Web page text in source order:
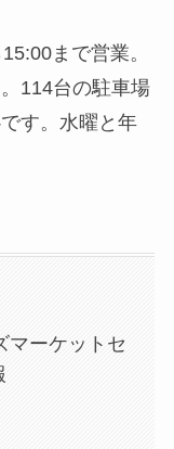
まで営業。
114台の駐車場
す。水曜と年
マーケットセ